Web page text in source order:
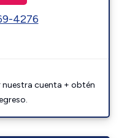
4276
nuestra cuenta + obtén